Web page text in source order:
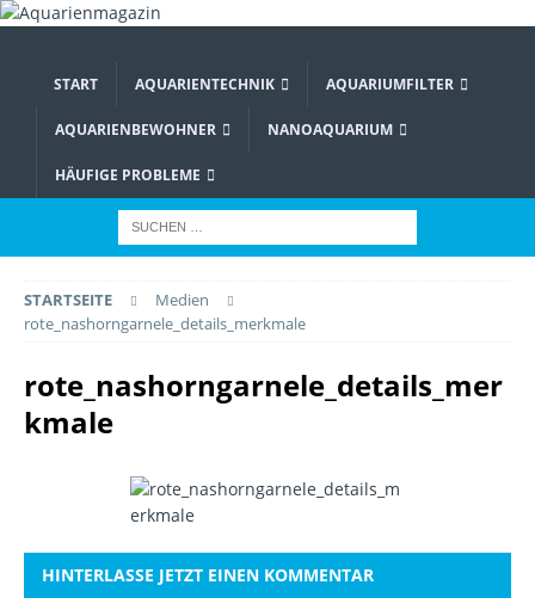
START AQUARIENTECHNIK AQUARIUMFILTER
AQUARIENBEWOHNER NANOAQUARIUM
HÄUFIGE PROBLEME
STARTSEITE
Medien
rote_nashorngarnele_details_merkmale
rote_nashorngarnele_details_mer
kmale
HINTERLASSE JETZT EINEN KOMMENTAR